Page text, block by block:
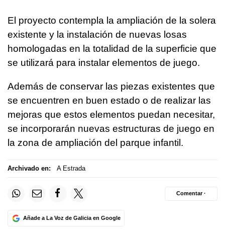
El proyecto contempla la ampliación de la solera
existente y la instalación de nuevas losas
homologadas en la totalidad de la superficie que
se utilizará para instalar elementos de juego.
Además de conservar las piezas existentes que
se encuentren en buen estado o de realizar las
mejoras que estos elementos puedan necesitar,
se incorporarán nuevas estructuras de juego en
la zona de ampliación del parque infantil.
Archivado en: A Estrada
Añade a La Voz de Galicia en Google
Comentar ·